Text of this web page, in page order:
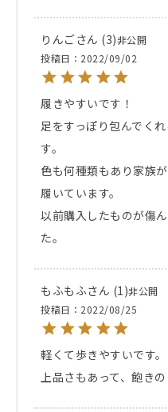
りんご 3 非公開
投稿日
2022/09/02
履きやすいです！
足をすっぽり包んでく
す。
色も何種類もあり家族
履いています。
以前購入したものが傷
た。
もふもふ 1 非公開
投稿日
2022/08/25
軽くて歩きやすいです
上品さもあって、飽き